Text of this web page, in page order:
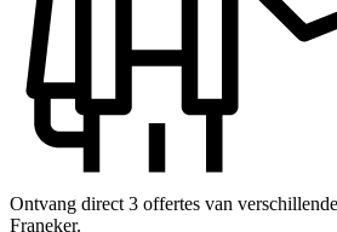
Ontvang direct 3 offertes van
Franeker.